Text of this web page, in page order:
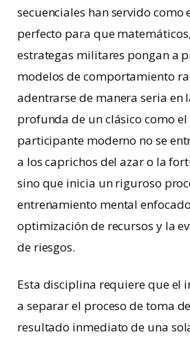
secuenciales han servido como
perfecto para que
estrategas militares pongan a
modelos de comportamiento
adentrarse de manera seria en
profunda de un clásico como el
participante moderno no se
a los caprichos del azar o la
sino que inicia un riguroso
entrenamiento mental
optimización de recursos y la
de riesgos.
Esta disciplina requiere que el
a separar el proceso de toma
resultado inmediato de una